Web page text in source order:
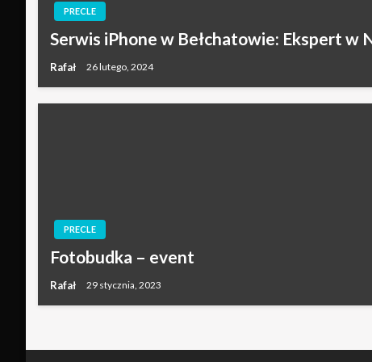
PRECLE
Serwis iPhone w Bełchatowie: Ekspert w
Rafał 26 lutego, 2024
PRECLE
Fotobudka – event
Rafał 29 stycznia, 2023